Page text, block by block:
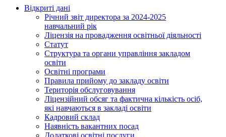
Відкриті дані
Річний звіт директора за 2024-2025
навчальний рік
Ліцензія на провадження освітньої діяльності
Статут
Структура та органи управління закладом
освіти
Освiтнi програми
Правила прийому до закладу освіти
Територiя обслуговування
Ліцензійний обсяг та фактична кількість осіб,
які навчаються в закладі освіти
Кадровий склад
Наявність вакантних посад